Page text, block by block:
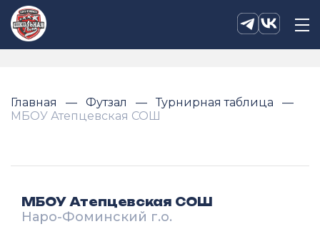
Главная Футзал
Турнирная таблица
МБОУ Атепцевская СОШ
МБОУ Атепцевская СОШ
Наро-Фоминский г.о.